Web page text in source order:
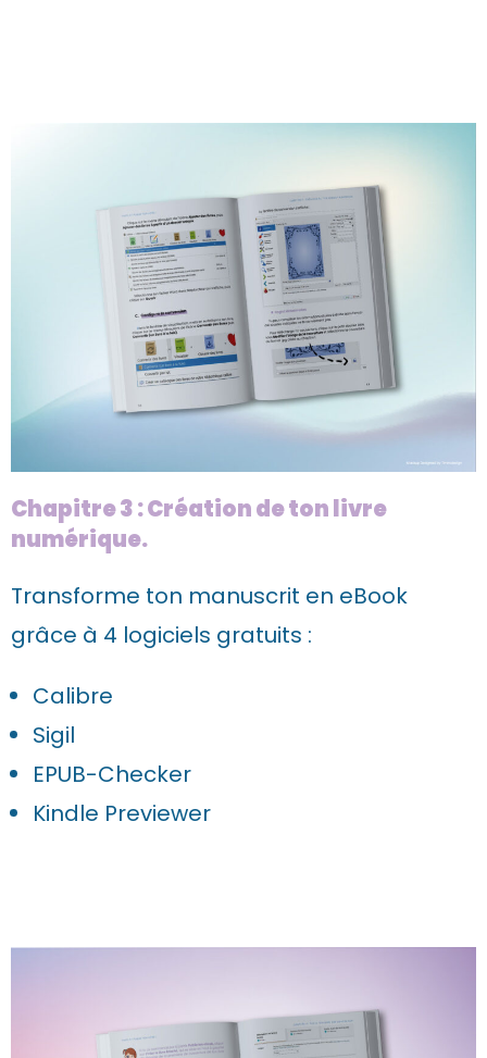
Chapitre 3 : Création de ton livre
numérique.
Transforme ton manuscrit en eBook
grâce à 4 logiciels gratuits :
Calibre
Sigil
EPUB-Checker
Kindle Previewer